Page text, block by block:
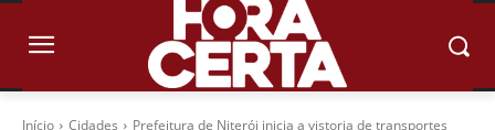
Início Cidades Prefeitura de Niterói inicia a vistoria de transportes